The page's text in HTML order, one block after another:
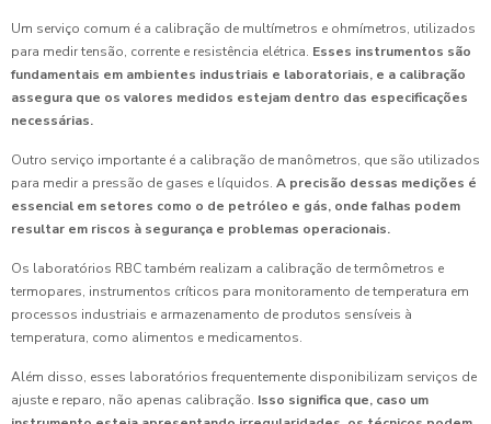
Um serviço comum é a calibração de multímetros e ohmímetros, utilizados
para medir tensão, corrente e resistência elétrica. Esses instrumentos são
fundamentais em ambientes industriais e laboratoriais, e a calibração
assegura que os valores medidos estejam dentro das especificações
necessárias.
Outro serviço importante é a calibração de manômetros, que são utilizados
para medir a pressão de gases e líquidos. A precisão dessas medições é
essencial em setores como o de petróleo e gás, onde falhas podem
resultar em riscos à segurança e problemas operacionais.
Os laboratórios RBC também realizam a calibração de termômetros e
termopares, instrumentos críticos para monitoramento de temperatura em
processos industriais e armazenamento de produtos sensíveis à
temperatura, como alimentos e medicamentos.
Além disso, esses laboratórios frequentemente disponibilizam serviços de
ajuste e reparo, não apenas calibração. Isso significa que, caso um